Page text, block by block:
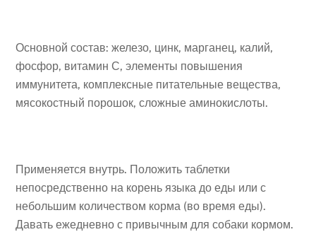
Основной состав: железо, цинк, марганец, калий,
фосфор, витамин С, элементы повышения
иммунитета, комплексные питательные вещества,
мясокостный порошок, сложные аминокислоты.
Применяется внутрь. Положить таблетки
непосредственно на корень языка до еды или с
небольшим количеством корма (во время еды).
Давать ежедневно с привычным для собаки кормом.